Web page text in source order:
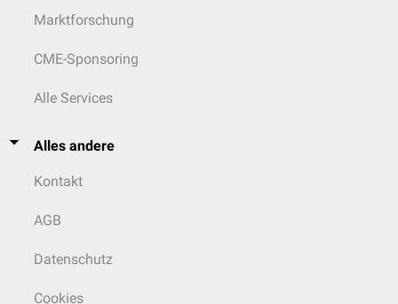
Marktforschung
CME-Sponsoring
Alle Services
Alles andere
Kontakt
AGB
Datenschutz
Cookies